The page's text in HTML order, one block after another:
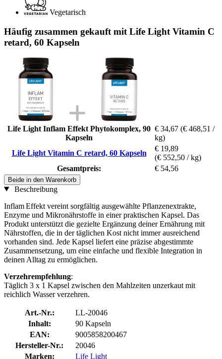
Vegetarisch
Häufig zusammen gekauft mit Life Light Vitamin C
retard, 60 Kapseln
Life Light Inflam Effekt Phytokomplex, 90
Kapseln
€ 34,67 (€ 468,51 /
kg)
Life Light Vitamin C retard, 60 Kapseln
€ 19,89
(€ 552,50 / kg)
Gesamtpreis:
€ 54,56
Beide in den Warenkorb
Beschreibung
Inflam Effekt vereint sorgfältig ausgewählte Pflanzenextrakte,
Enzyme und Mikronährstoffe in einer praktischen Kapsel. Das
Produkt unterstützt die gezielte Ergänzung deiner Ernährung mit
Nährstoffen, die in der täglichen Kost nicht immer ausreichend
vorhanden sind. Jede Kapsel liefert eine präzise abgestimmte
Zusammensetzung, um eine einfache und flexible Integration in
deinen Alltag zu ermöglichen.
Verzehrempfehlung:
Täglich 3 x 1 Kapsel zwischen den Mahlzeiten unzerkaut mit
reichlich Wasser verzehren.
Art.-Nr.:
LL-20046
Inhalt:
90 Kapseln
EAN:
9005858200467
Hersteller-Nr.:
20046
Marken:
Life Light